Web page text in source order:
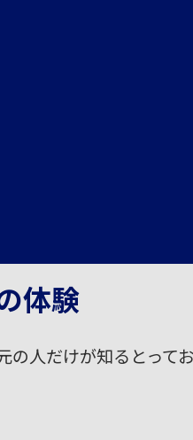
体験
人だけが知るとって